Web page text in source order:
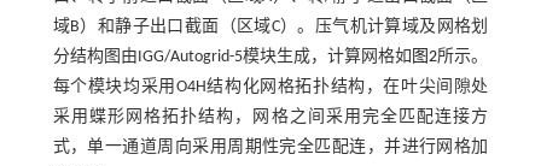
域B）和静子出口截面（区域C）。压气机计算域及网格划
分结构图由IGG/Autogrid-5模块生成，计算网格如 图2所示。
每个模块均采用O4H结构化网格拓扑结构，在叶尖间隙处
采用蝶形网格拓扑结构，网格之间采用完全匹配连接方
式，单一通道周向采用周期性完全匹配连，并进行网格加